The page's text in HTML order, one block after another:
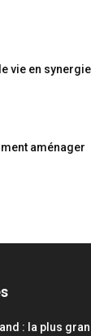
vie en synergie
aménager
: la plus